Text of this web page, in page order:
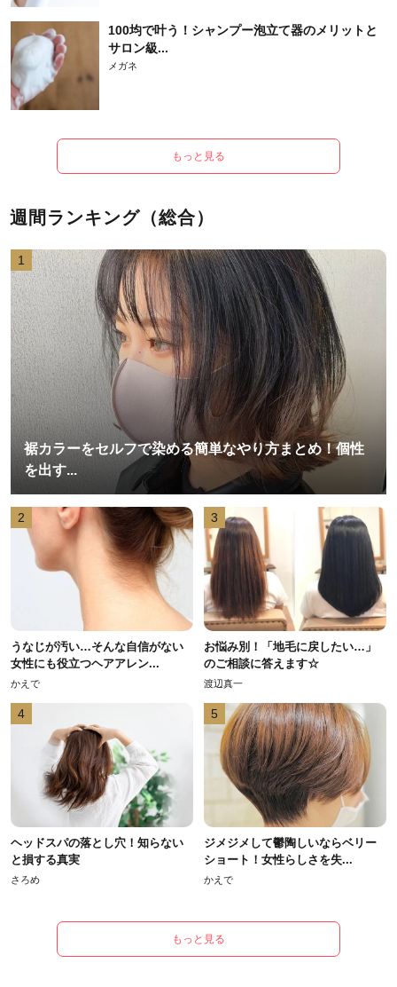
100均で叶う！シャンプー泡立て器のメリットと
サロン級...
メガネ
もっと見る
週間ランキング（総合）
1
裾カラーをセルフで染める簡単なやり方まとめ！個性
を出す...
2
うなじが汚い…そんな自信がない
女性にも役立つヘアアレン...
かえで
3
お悩み別！「地毛に戻したい…」
のご相談に答えます☆
渡辺真一
4
ヘッドスパの落とし穴！知らない
と損する真実
さろめ
5
ジメジメして鬱陶しいならベリー
ショート！女性らしさを失...
かえで
もっと見る